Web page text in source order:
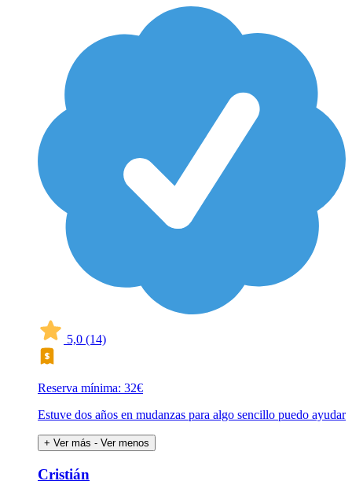
5,0 (14)
Reserva mínima: 32€
Estuve dos años en mudanzas para algo sencillo puedo ayudar
+ Ver más - Ver menos
Cristián